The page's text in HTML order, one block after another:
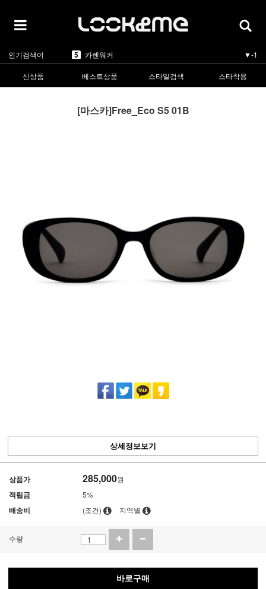
인기검색어 1 라피스센시블레 ▲5
2 마스카 ▲3
린드버그
4
1 라피스센시블레
신상품 베스트상품 스타일검색 스타착용
[마스카]Free_Eco S5 01B
상세정보보기
상품가 285,000원
적립금 5%
배송비 (조건) 지역별
수량
바로구매